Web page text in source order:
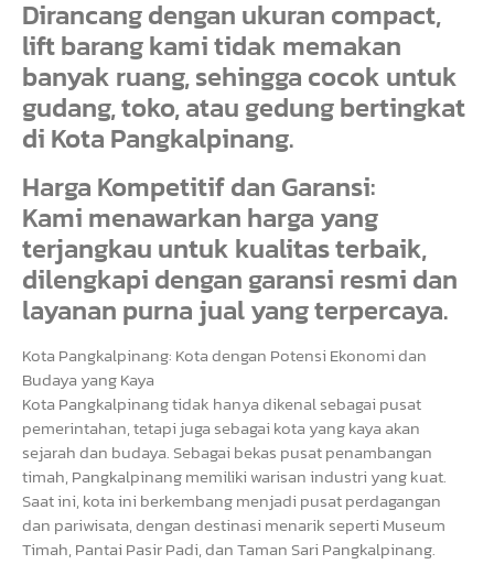
Dirancang dengan ukuran compact,
lift barang kami tidak memakan
banyak ruang, sehingga cocok untuk
gudang, toko, atau gedung bertingkat
di Kota Pangkalpinang.
Harga Kompetitif dan Garansi:
Kami menawarkan harga yang
terjangkau untuk kualitas terbaik,
dilengkapi dengan garansi resmi dan
layanan purna jual yang terpercaya.
Kota Pangkalpinang: Kota dengan Potensi Ekonomi dan
Budaya yang Kaya
Kota Pangkalpinang tidak hanya dikenal sebagai pusat
pemerintahan, tetapi juga sebagai kota yang kaya akan
sejarah dan budaya. Sebagai bekas pusat penambangan
timah, Pangkalpinang memiliki warisan industri yang kuat.
Saat ini, kota ini berkembang menjadi pusat perdagangan
dan pariwisata, dengan destinasi menarik seperti Museum
Timah, Pantai Pasir Padi, dan Taman Sari Pangkalpinang.